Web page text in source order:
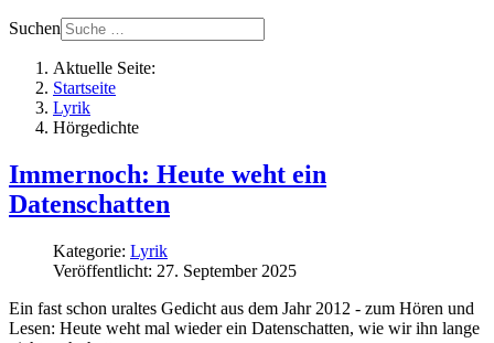
Suchen
Aktuelle Seite:
Startseite
Lyrik
Hörgedichte
Immernoch: Heute weht ein
Datenschatten
Kategorie: Lyrik
Veröffentlicht: 27. September 2025
Ein fast schon uraltes Gedicht aus dem Jahr 2012 - zum Hören und
Lesen: Heute weht mal wieder ein Datenschatten, wie wir ihn lange